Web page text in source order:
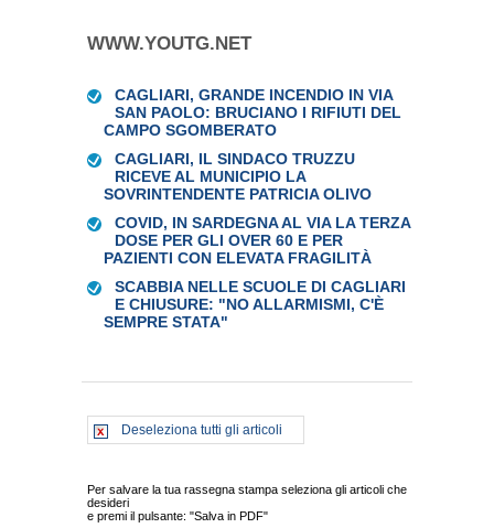
WWW.YOUTG.NET
CAGLIARI, GRANDE INCENDIO IN VIA
SAN PAOLO: BRUCIANO I RIFIUTI DEL
CAMPO SGOMBERATO
CAGLIARI, IL SINDACO TRUZZU
RICEVE AL MUNICIPIO LA
SOVRINTENDENTE PATRICIA OLIVO
COVID, IN SARDEGNA AL VIA LA TERZA
DOSE PER GLI OVER 60 E PER
PAZIENTI CON ELEVATA FRAGILITÀ
SCABBIA NELLE SCUOLE DI CAGLIARI
E CHIUSURE: "NO ALLARMISMI, C'È
SEMPRE STATA"
Deseleziona tutti gli articoli
Per salvare la tua rassegna stampa seleziona gli articoli che
desideri
e premi il pulsante: "Salva in PDF"